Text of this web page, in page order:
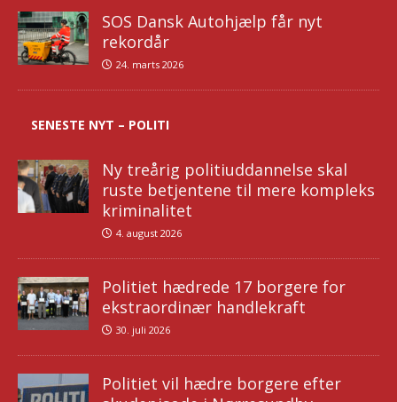
SOS Dansk Autohjælp får nyt
rekordår
24. marts 2026
SENESTE NYT – POLITI
Ny treårig politiuddannelse skal
ruste betjentene til mere kompleks
kriminalitet
4. august 2026
Politiet hædrede 17 borgere for
ekstraordinær handlekraft
30. juli 2026
Politiet vil hædre borgere efter